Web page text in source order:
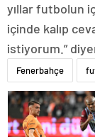
yıllar futbolun
içinde kalıp
istiyorum.”
Fenerbahçe